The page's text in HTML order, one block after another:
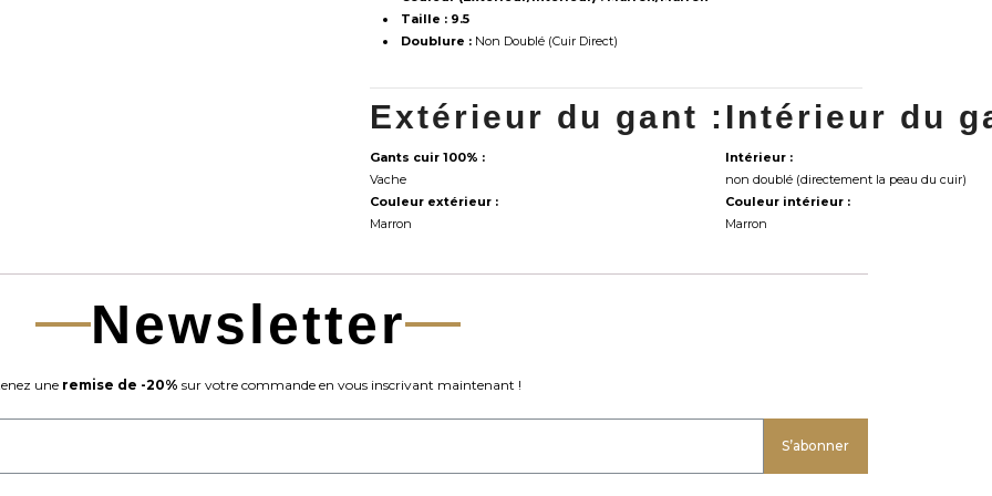
Taille : 9.5
Doublure :Non Doublé (Cuir Direct)
Extérieur du gant :
Gants cuir 100% :
Vache
Couleur extérieur :
Marron
Intérieur du
Intérieur :
non doublé (directement la peau du cuir)
Couleur intérieur :
Marron
Newsletter
une remise de -20% sur votre commande en vous inscrivant maintenant !
S’abonner